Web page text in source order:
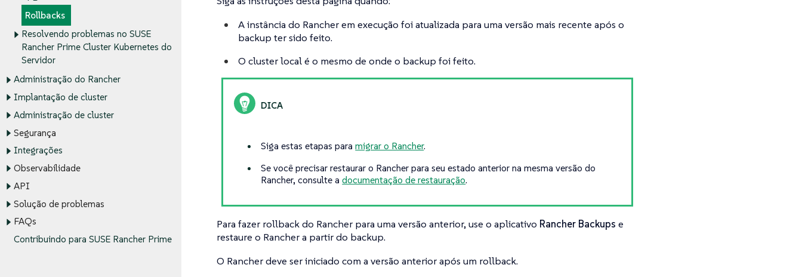
Rollbacks
Resolvendo problemas no SUSE
Rancher Prime Cluster Kubernetes do
Servidor
Administração do Rancher
Implantação de cluster
Administração de cluster
Segurança
Integrações
Observabilidade
API
Solução de problemas
FAQs
Contribuindo para SUSE Rancher Prime
A instância do Rancher em execução foi atualizada para uma versão mais recente após o
backup ter sido feito.
O cluster local é o mesmo de onde o backup foi feito.
Siga estas etapas paramigrar o Rancher.
Se você precisar restaurar o Rancher para seu estado anterior na mesma versão do
Rancher, consulte adocumentação de restauração.
Para fazer rollback do Rancher para uma versão anterior, use o aplicativo Rancher Backups e
restaure o Rancher a partir do backup.
O Rancher deve ser iniciado com a versão anterior após um rollback.